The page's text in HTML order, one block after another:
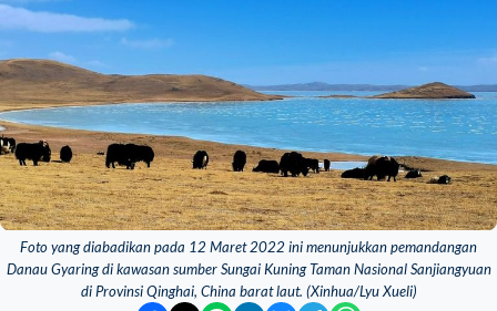
Foto yang diabadikan pada 12 Maret 2022 ini menunjukkan pemandangan
Danau Gyaring di kawasan sumber Sungai Kuning Taman Nasional Sanjiangyuan
di Provinsi Qinghai, China barat laut. (Xinhua/Lyu Xueli)